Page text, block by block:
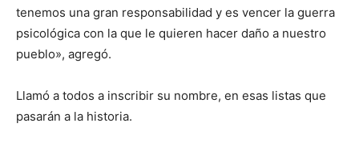
tenemos una gran responsabilidad y es vencer la guerra
psicológica con la que le quieren hacer daño a nuestro
pueblo», agregó.
Llamó a todos a inscribir su nombre, en esas listas que
pasarán a la historia.